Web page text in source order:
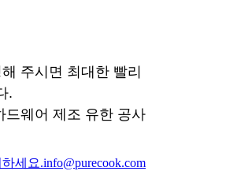
주시면 최대한 빨리
.
드웨어 제조 유한 공사
세요.info@purecook.com